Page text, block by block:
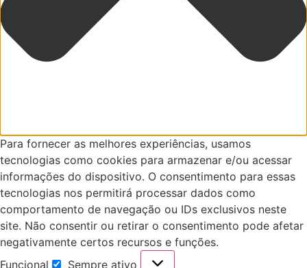
Para fornecer as melhores experiências, usamos
tecnologias como cookies para armazenar e/ou acessar
informações do dispositivo. O consentimento para essas
tecnologias nos permitirá processar dados como
comportamento de navegação ou IDs exclusivos neste
site. Não consentir ou retirar o consentimento pode afetar
negativamente certos recursos e funções.
Funcional
Sempre ativo